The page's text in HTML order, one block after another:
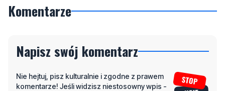
Komentarze
Napisz swój komentarz
Nie hejtuj, pisz kulturalnie i zgodne z prawem
komentarze! Jeśli widzisz niestosowny wpis -